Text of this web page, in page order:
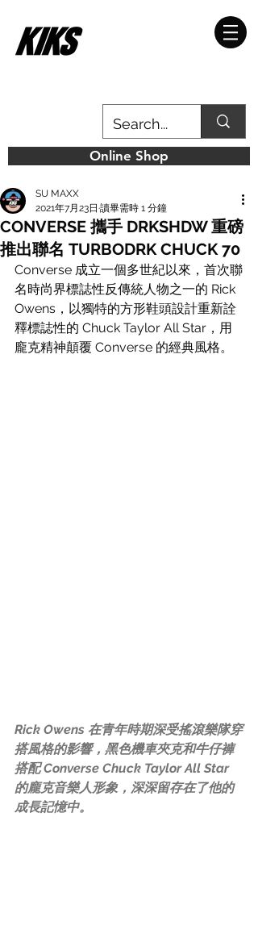
Online Shop
CONVERSE 攜手 DRKSHDW 重磅
推出聯名 TURBODRK CHUCK 70
SU MAXX
2021年7月23日 讀畢需時 1 分鐘
Converse 成立一個多世紀以來，首次聯
名時尚界標誌性反傳統人物之一的 Rick
Owens，以獨特的方形鞋頭設計重新詮
釋標誌性的 Chuck Taylor All Star，用
龐克精神顛覆 Converse 的經典風格。
Rick Owens 在青年時期深受搖滾樂隊穿
搭風格的影響，黑色機車夾克和牛仔褲
搭配 Converse Chuck Taylor All Star
的龐克音樂人形象，深深留存在了他的
成長記憶中。